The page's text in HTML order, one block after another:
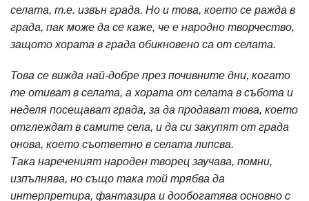
селата, т.е. извън града. Но и това, което се ражда в
града, пак може да се каже, че е народно творчество,
защото хората в града обикновено са от селата.
Това се вижда най-добре през почивните дни, когато
те отиват в селата, а хората от селата в събота и
неделя посещават града, за да продават това, което
отглеждат в самите села, и да си закупят от града
онова, което съответно в селата липсва.
Така нареченият народен творец заучава, помни,
изпълнява, но също така той трябва да
интерпретира, фантазира и дообогатява основно с